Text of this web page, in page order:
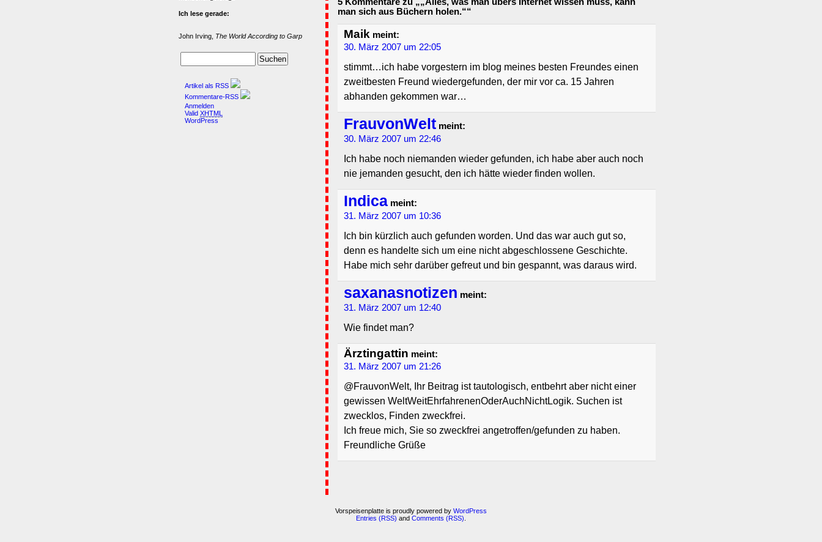
5 Kommentare zu „„Alles, was man übers Internet wissen muss, kann
man sich aus Büchern holen.““
Maik meint:
30. März 2007 um 22:05
stimmt…ich habe vorgestern im blog meines besten Freundes einen
zweitbesten Freund wiedergefunden, der mir vor ca. 15 Jahren
abhanden gekommen war…
FrauvonWelt meint:
30. März 2007 um 22:46
Ich habe noch niemanden wieder gefunden, ich habe aber auch noch
nie jemanden gesucht, den ich hätte wieder finden wollen.
Indica meint:
31. März 2007 um 10:36
Ich bin kürzlich auch gefunden worden. Und das war auch gut so,
denn es handelte sich um eine nicht abgeschlossene Geschichte.
Habe mich sehr darüber gefreut und bin gespannt, was daraus wird.
saxanasnotizen meint:
31. März 2007 um 12:40
Wie findet man?
Ärztingattin meint:
31. März 2007 um 21:26
@FrauvonWelt, Ihr Beitrag ist tautologisch, entbehrt aber nicht einer
gewissen WeltWeitEhrfahrenenOderAuchNichtLogik. Suchen ist
zwecklos, Finden zweckfrei.
Ich freue mich, Sie so zweckfrei angetroffen/gefunden zu haben.
Freundliche Grüße
Ich lese gerade:
John Irving, The World According to Garp
Artikel als RSS
Kommentare-RSS
Anmelden
Valid XHTML
WordPress
Vorspeisenplatte is proudly powered by WordPress
Entries (RSS) and Comments (RSS)